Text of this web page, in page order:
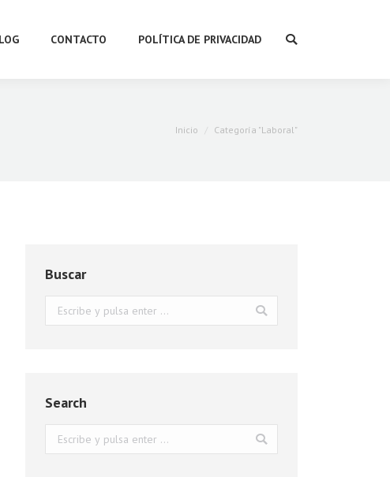
CONTACTO POLÍTICA DE PRIVACIDAD Buscar:
Estás aquí:
Inicio Categoría "Laboral"
Buscar
Buscar:
Search
Buscar: